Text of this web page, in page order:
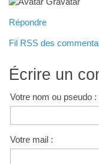
Répondre
Fil RSS des
Écrire un
Votre nom ou pseudo :
Votre mail :